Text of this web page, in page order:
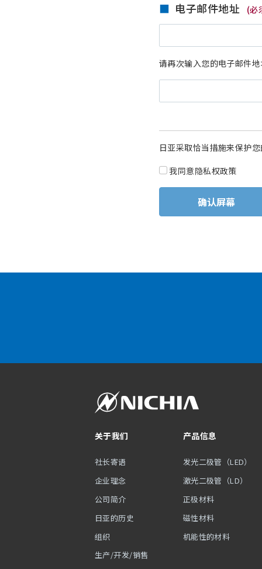
电子邮件地址 (必
请再次输入您的电子邮件
日亚采取恰当措施来保护
我同意隐私权政策
关于我们
社长寄语
企业理念
公司简介
日亚的历史
组织
生产/开发/销售
产品信息
发光二极管（LED）
激光二极管（LD）
正极材料
磁性材料
机能性的材料